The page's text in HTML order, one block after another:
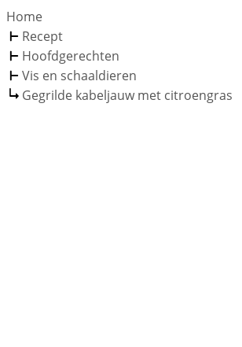
Home
Recept
Hoofdgerechten
Vis en schaaldieren
Gegrilde kabeljauw met citroengras